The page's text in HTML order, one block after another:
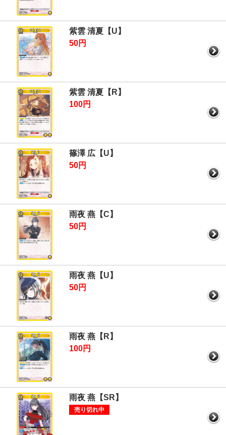
紫雲 清夏【U】
50円
紫雲 清夏【R】
100円
篠澤 広【U】
50円
雨夜 燕【C】
50円
雨夜 燕【U】
50円
雨夜 燕【R】
100円
雨夜 燕【SR】
売り切れ中